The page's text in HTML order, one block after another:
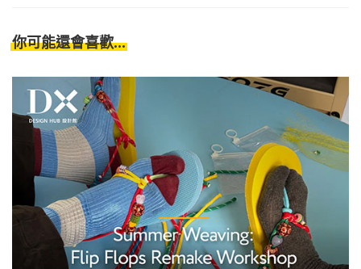
你可能還會喜歡...